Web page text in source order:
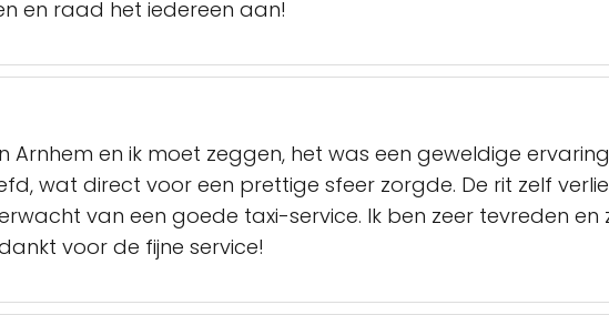
en raad het iedereen aan!
en ik moet zeggen, het was een geweldige
wat direct voor een prettige sfeer zorgde. De rit zelf
van een goede taxi-service. Ik ben zeer tevreden en
voor de fijne service!